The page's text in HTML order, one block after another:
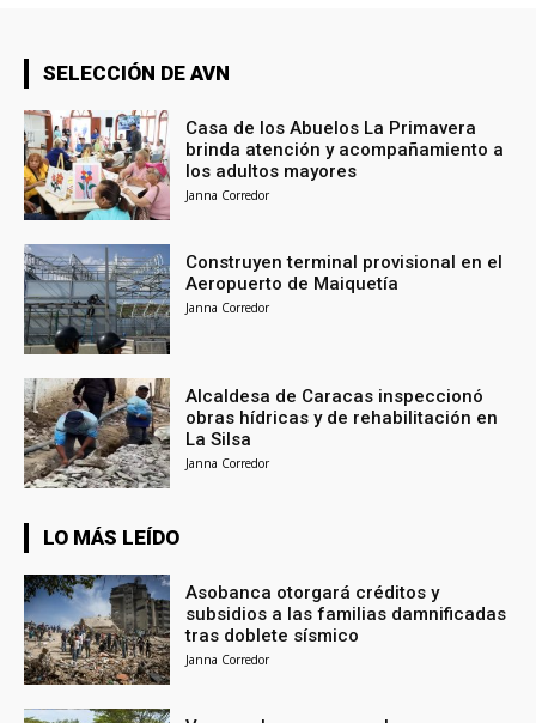
SELECCIÓN DE AVN
Casa de los Abuelos La Primavera
brinda atención y acompañamiento a
los adultos mayores
Janna Corredor
Construyen terminal provisional en el
Aeropuerto de Maiquetía
Janna Corredor
Alcaldesa de Caracas inspeccionó
obras hídricas y de rehabilitación en
La Silsa
Janna Corredor
LO MÁS LEÍDO
Asobanca otorgará créditos y
subsidios a las familias damnificadas
tras doblete sísmico
Janna Corredor